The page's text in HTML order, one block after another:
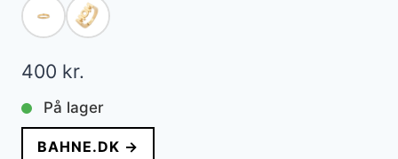
400 kr.
På lager
BAHNE.DK →